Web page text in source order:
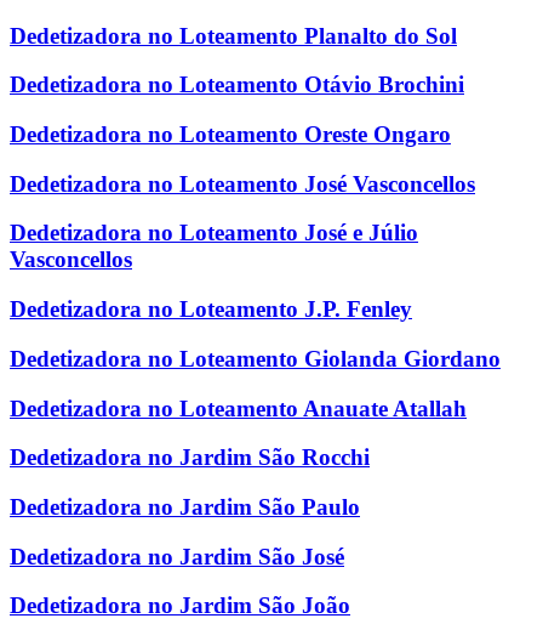
Dedetizadora no Loteamento Planalto do Sol
Dedetizadora no Loteamento Otávio Brochini
Dedetizadora no Loteamento Oreste Ongaro
Dedetizadora no Loteamento José Vasconcellos
Dedetizadora no Loteamento José e Júlio
Vasconcellos
Dedetizadora no Loteamento J.P. Fenley
Dedetizadora no Loteamento Giolanda Giordano
Dedetizadora no Loteamento Anauate Atallah
Dedetizadora no Jardim São Rocchi
Dedetizadora no Jardim São Paulo
Dedetizadora no Jardim São José
Dedetizadora no Jardim São João